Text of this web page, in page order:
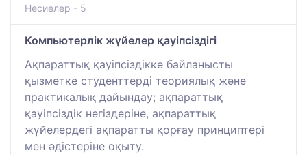
Несиелер - 5
Компьютерлік жүйелер қауіпсіздігі
Ақпараттық қауіпсіздікке байланысты
қызметке студенттерді теориялық және
практикалық дайындау; ақпараттық
қауіпсіздік негіздеріне, ақпараттық
жүйелердегі ақпаратты қорғау принциптері
мен әдістеріне оқыту.